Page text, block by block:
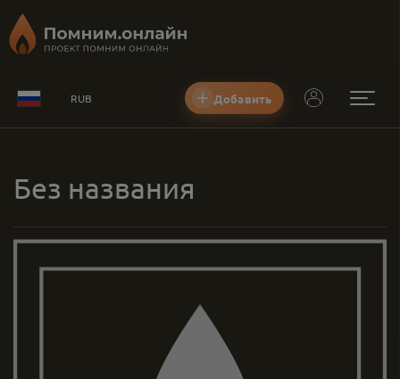
RUB Добавить
Без названия